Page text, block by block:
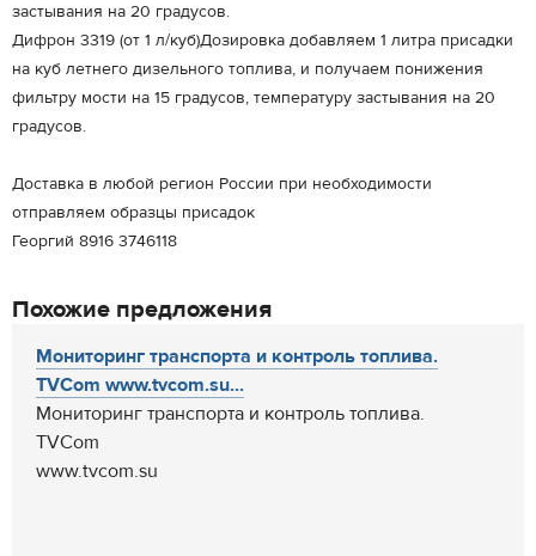
застывания на 20 градусов.
Дифрон 3319 (от 1 л/куб)Дозировка добавляем 1 литра присадки
на куб летнего дизельного топлива, и получаем понижения
фильтру мости на 15 градусов, температуру застывания на 20
градусов.
Доставка в любой регион России при необходимости
отправляем образцы присадок
Георгий 8916 3746118
Похожие предложения
Мониторинг транспорта и контроль топлива.
TVCom www.tvcom.su...
Мониторинг транспорта и контроль топлива.
TVCom
www.tvcom.su